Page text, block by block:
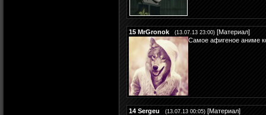
15 MrGronok (13.07.13 23:00) [Материал]
Самое афигеное аниме
14 Sergeu (13.07.13 00:05) [Материал]